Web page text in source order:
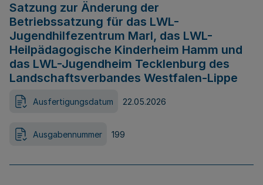
Satzung zur Änderung der
Betriebssatzung für das LWL-
Jugendhilfezentrum Marl, das LWL-
Heilpädagogische Kinderheim Hamm und
das LWL-Jugendheim Tecklenburg des
Landschaftsverbandes Westfalen-Lippe
Ausfertigungsdatum 22.05.2026
Ausgabennummer 199